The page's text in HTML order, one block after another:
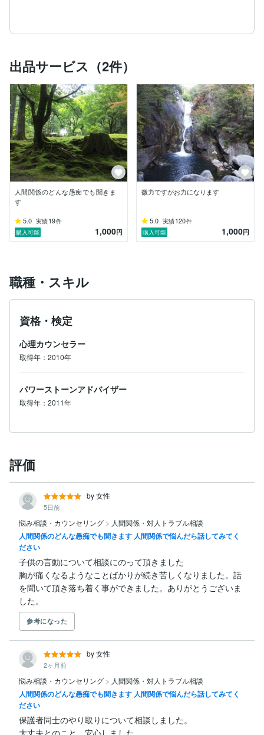
出品サービス（2件）
人間関係のどんな愚痴でも聞きま
す
5.0 実績19件
購入可能
1,000円
微力ですがお力になります
5.0 実績120件
購入可能
1,000円
職種・スキル
資格・検定
心理カウンセラー
取得年：2010年
パワーストーンアドバイザー
取得年：2011年
評価
by 女性
5日前
悩み相談・カウンセリング > 人間関係・対人トラブル相談
人間関係のどんな愚痴でも聞きます 人間関係で悩んだら話してみてく
ださい
子供の言動について相談にのって頂きました
胸が痛くなるようなことばかりが続き苦しくなりました。話
を聞いて頂き落ち着く事ができました。ありがとうございま
した。
参考になった
by 女性
2ヶ月前
悩み相談・カウンセリング > 人間関係・対人トラブル相談
人間関係のどんな愚痴でも聞きます 人間関係で悩んだら話してみてく
ださい
保護者同士のやり取りについて相談しました。